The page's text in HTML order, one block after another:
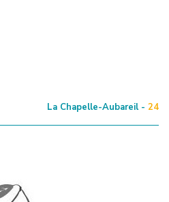
La Chapelle-Aubareil - 24